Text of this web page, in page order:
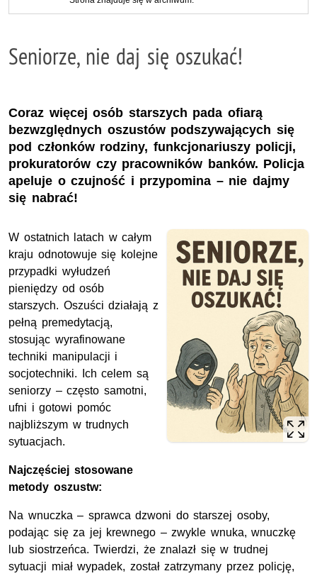
Seniorze, nie daj się oszukać!
Coraz więcej osób starszych pada ofiarą
bezwzględnych oszustów podszywających się
pod członków rodziny, funkcjonariuszy policji,
prokuratorów czy pracowników banków. Policja
apeluje o czujność i przypomina – nie dajmy
się nabrać!
W ostatnich latach w całym
kraju odnotowuje się kolejne
przypadki wyłudzeń
pieniędzy od osób
starszych. Oszuści działają z
pełną premedytacją,
stosując wyrafinowane
techniki manipulacji i
socjotechniki. Ich celem są
seniorzy – często samotni,
ufni i gotowi pomóc
najbliższym w trudnych
sytuacjach.
Najczęściej stosowane
metody oszustw:
Na wnuczka – sprawca dzwoni do starszej osoby,
podając się za jej krewnego – zwykle wnuka, wnuczkę
lub siostrzeńca. Twierdzi, że znalazł się w trudnej
sytuacji miał wypadek, został zatrzymany przez policję,